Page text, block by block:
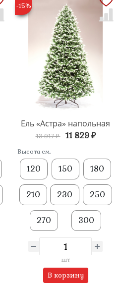
-15%
Ель «Астра» напольная
13 917 ₽ 11 829 ₽
Высота см.
120 150 180
210 230 250
270 300
шт
В корзину